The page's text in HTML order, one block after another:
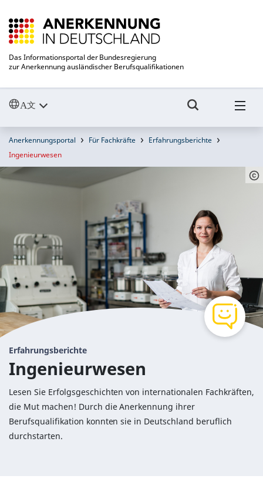
Das Informationsportal der Bundesregierung
zur Anerkennung ausländischer Berufsqualifikationen
Anerkennungsportal Für Fachkräfte
Erfahrungsberichte
Ingenieurwesen
Erfahrungsberichte
Ingenieurwesen
Lesen Sie Erfolgsgeschichten von internationalen Fachkräften,
die Mut machen! Durch die Anerkennung ihrer
Berufsqualifikation konnten sie in Deutschland beruflich
durchstarten.